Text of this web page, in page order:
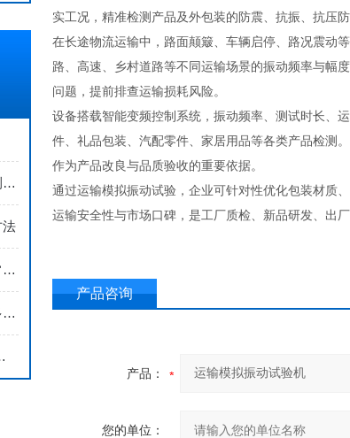
恒温恒湿箱禁止哪些产品进行测试？
法
关于可编程恒温恒湿试验箱的常见故障及解答
冷热冲击试验箱已被广泛用于多个领域中
如何选择
实工况，精准检测产品及外包装的防震、抗振、抗压
在长途物流运输中，路面颠簸、车辆启停、路况震动
路、高速、乡村道路等不同运输场景的振动频率与幅
问题，提前排查运输损耗风险。
设备搭载智能变频控制系统，振动频率、测试时长、
件、礼品包装、汽配零件、家居用品等各类产品检测
作为产品改良与品质验收的重要依据。
通过运输模拟振动试验，企业可针对性优化包装材质
运输安全性与市场口碑，是工厂质检、新品研发、出厂
产品咨询
产品：
您的单位：